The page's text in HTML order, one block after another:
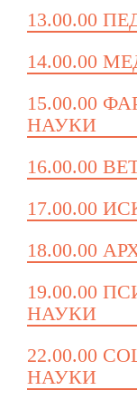
13.00.00
14.00.00
15.00.00
НАУКИ
16.00.00
17.00.00
18.00.00
19.00.00
НАУКИ
22.00.00
НАУКИ